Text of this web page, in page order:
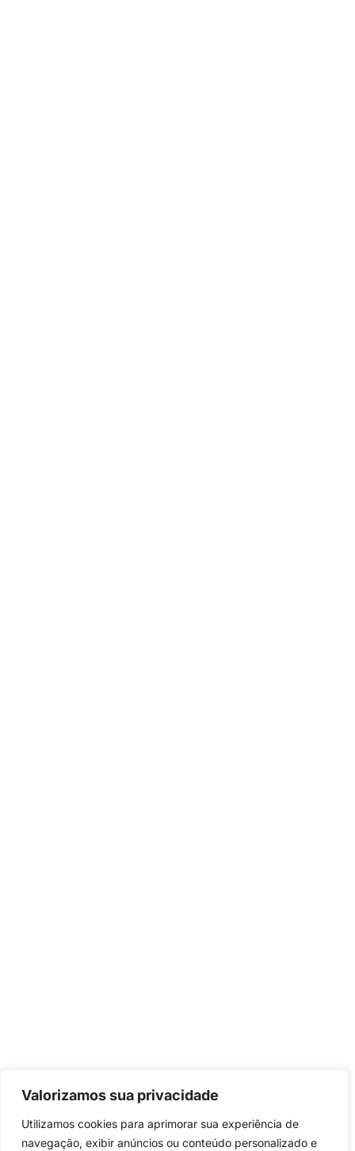
Valorizamos sua privacidade
Utilizamos cookies para aprimorar sua experiência de
navegação, exibir anúncios ou conteúdo personalizado e